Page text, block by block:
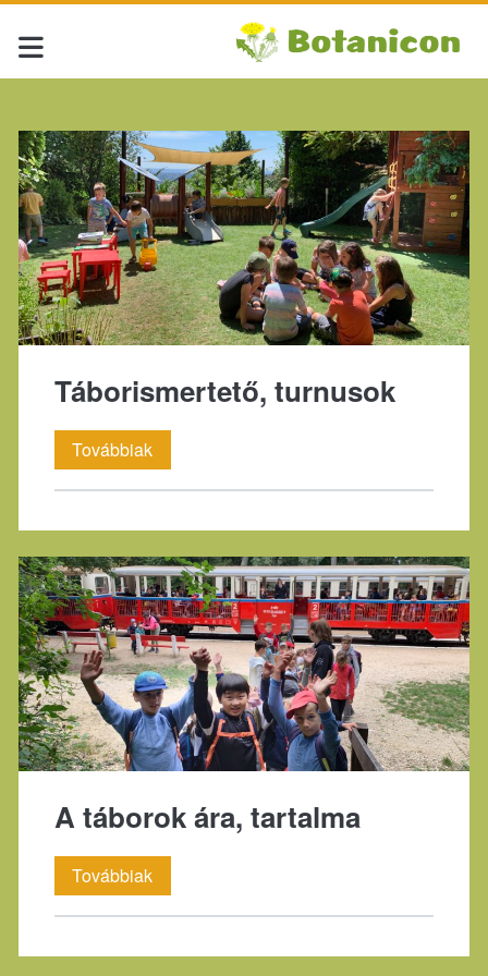
Címke:
<span>állatbarát</
Táborismertető, turnusok
TovábbiakTáborismertető,
turnusok
A táborok ára, tartalma
TovábbiakA
táborok
ára,